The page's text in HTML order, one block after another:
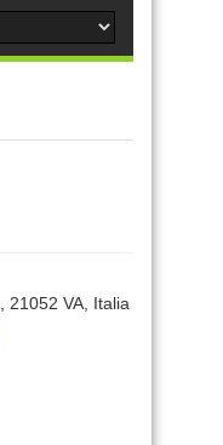
21052 VA, Italia